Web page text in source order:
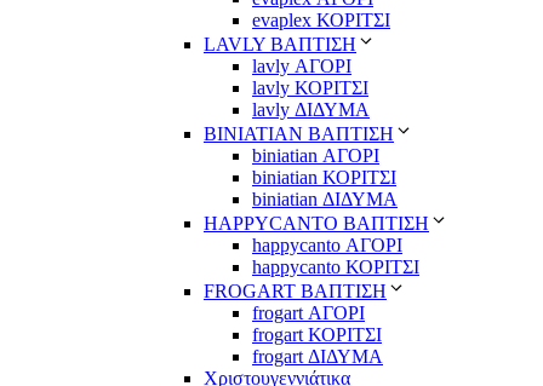
evaplex ΚΟΡΙΤΣΙ
LAVLY ΒΑΠΤΙΣΗ
lavly ΑΓΟΡΙ
lavly ΚΟΡΙΤΣΙ
lavly ΔΙΔΥΜΑ
ΒΙΝΙΑΤΙΑΝ ΒΑΠΤΙΣΗ
biniatian ΑΓΟΡΙ
biniatian ΚΟΡΙΤΣΙ
biniatian ΔΙΔΥΜΑ
HAPPYCANTO ΒΑΠΤΙΣΗ
happycanto ΑΓΟΡΙ
happycanto ΚΟΡΙΤΣΙ
FROGART ΒΑΠΤΙΣΗ
frogart ΑΓΟΡΙ
frogart ΚΟΡΙΤΣΙ
frogart ΔΙΔΥΜΑ
Χριστουγεννιάτικα